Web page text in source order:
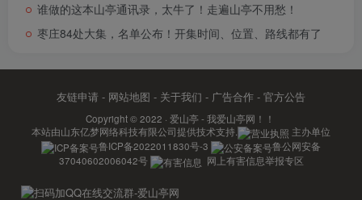
谁做的这本山亭通讯录，太牛了！走遍山亭不用愁！
枣庄84处大集，名单公布！开集时间、位置、路线都有了
友链申请 - 网站地图 - 关于我们 - 广告合作 - 官方公告
Copyright © 2022 · 爱山亭 - 我爱山亭网！！
本站由山东亿梦网络科技有限公司提供技术支持.
主办单位
鲁ICP备2022011830号-3
鲁公网安备
37040602006042号
网上有害信息举报专区